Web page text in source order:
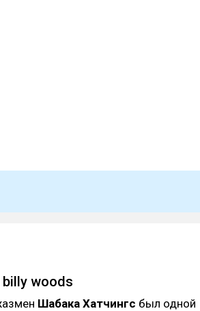
billy woods
Шабака Хатчингс был одной